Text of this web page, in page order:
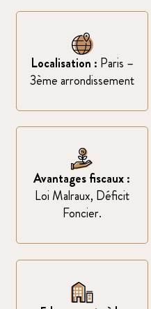
Localisation : Paris –
3ème arrondissement
Avantages fiscaux :
Loi Malraux, Déficit
Foncier.